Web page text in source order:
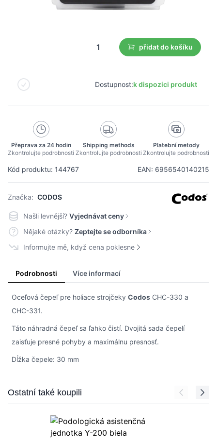
Kód produktu: 144767 EAN: 6956540140215
Značka: CODOS
přidat do košíku
Dostupnost:k dispozici produkt
Přeprava za 24 hodin
Zkontrolujte podrobnosti
Shipping methods
Zkontrolujte podrobnosti
Platební metody
Zkontrolujte podrobnosti
Našli levnější? Vyjednávat ceny
Nějaké otázky? Zeptejte se odborníka
Informujte mě, když cena poklesne
Podrobnosti Více informací
Oceľová čepeľ pre holiace strojčeky Codos CHC-330 a
CHC-331.
Táto náhradná čepeľ sa ľahko čistí. Dvojitá sada čepelí
zaisťuje presné pohyby a maximálnu presnosť.
Dĺžka čepele: 30 mm
Press to skip carousel
Ostatní také koupili